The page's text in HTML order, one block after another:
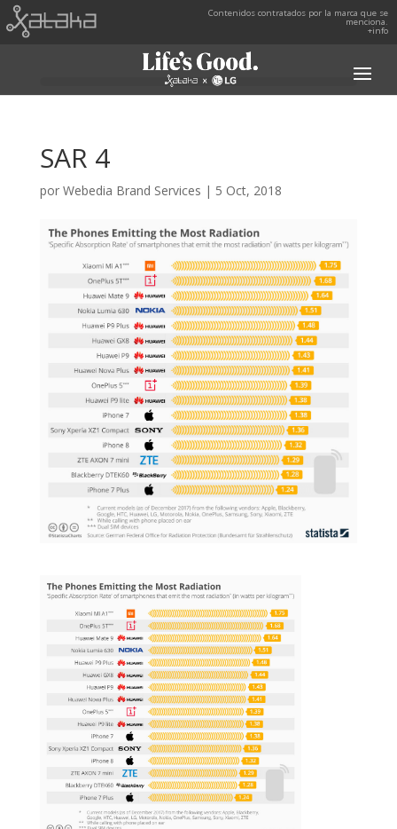
Contenidos contratados por la marca que se
menciona.
+info
SAR 4
por Webedia Brand Services | 5 Oct, 2018